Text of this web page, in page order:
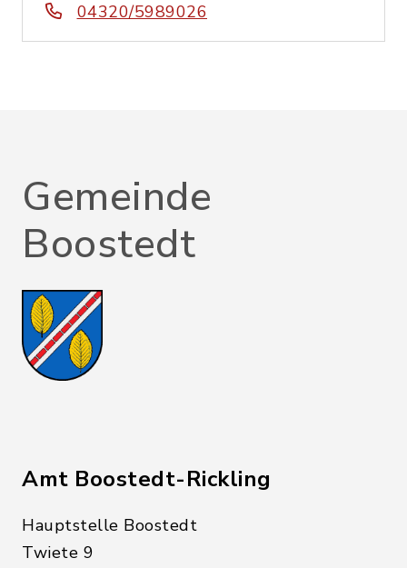
04320/5989026
Gemeinde
Boostedt
Amt Boostedt-Rickling
Hauptstelle Boostedt
Twiete 9